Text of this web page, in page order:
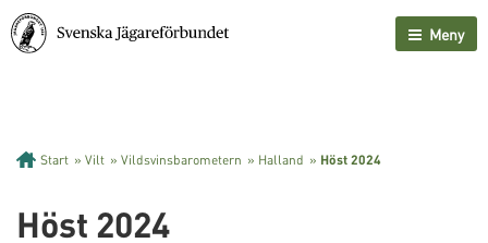
Meny
Start » Vilt » Vildsvinsbarometern » Halland » Höst 2024
Höst 2024